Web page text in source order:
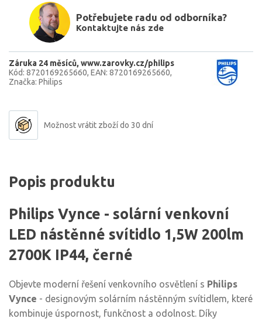
Potřebujete radu od odborníka?
Kontaktujte nás zde
Záruka 24 měsíců www.zarovky.cz/philips
Kód: 8720169265660 EAN: 8720169265660
Značka: Philips
Možnost vrátit zboží do 30 dní
Popis produktu
Philips Vynce - solární venkovní
LED nástěnné svítidlo 1,5W 200lm
2700K IP44, černé
Objevte moderní řešení venkovního osvětlení s Philips
Vynce - designovým solárním nástěnným svítidlem, které
kombinuje úspornost, funkčnost a odolnost. Díky